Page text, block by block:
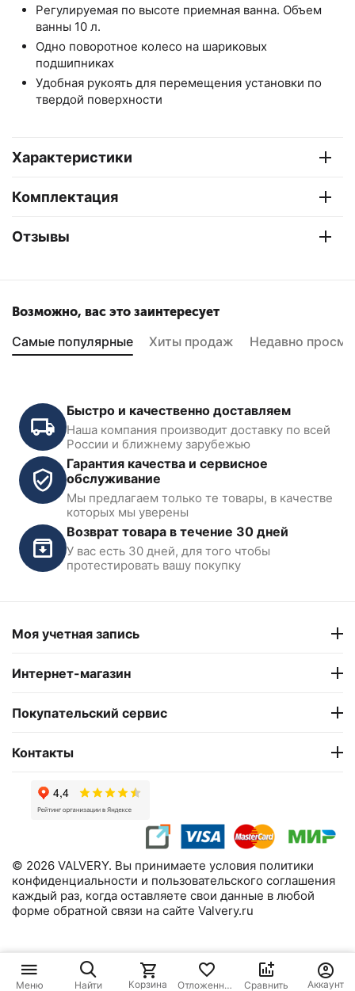
Регулируемая по высоте приемная ванна. Объем
ванны 10 л.
Одно поворотное колесо на шариковых
подшипниках
Удобная рукоять для перемещения установки по
твердой поверхности
Характеристики
Комплектация
Отзывы
Возможно, вас это заинтересует
Самые популярные Хиты продаж Недавно
Емкость мерная
прозрачная KraftWell
В наличии
Быстро и качественно доставляем
Наша компания производит доставку по всей
России и ближнему зарубежью
Гарантия качества и сервисное
обслуживание
Мы предлагаем только те товары, в качестве
которых мы уверены
Возврат товара в течение 30 дней
У вас есть 30 дней, для того чтобы
протестировать вашу покупку
Моя учетная запись
Интернет-магазин
Покупательский сервис
Контакты
© 2026 VALVERY. Вы принимаете условия политики
конфиденциальности и пользовательского соглашения
каждый раз, когда оставляете свои данные в любой
форме обратной связи на сайте Valvery.ru
8 715 В корзину
Меню Найти Корзина
Отложенные
Сравнить Аккаунт